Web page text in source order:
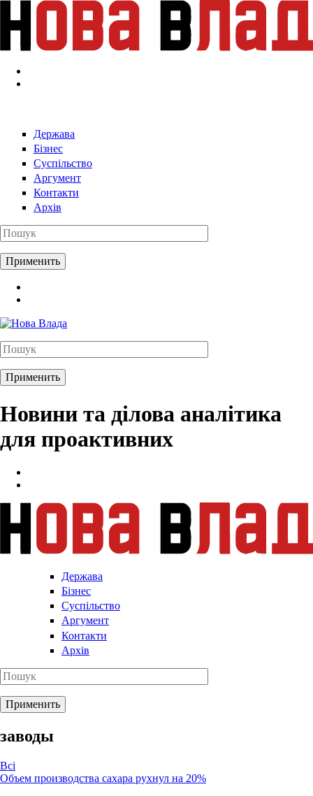
Перейти к основному содержанию
Держава
Бізнес
Суспільство
Аргумент
Контакти
Архів
Новини та ділова аналітика
для проактивних
Держава
Бізнес
Суспільство
Аргумент
Контакти
Архів
заводы
Всі
Объем производства сахара рухнул на 20%